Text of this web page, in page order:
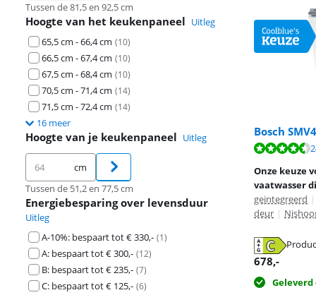
Tussen de 81,5 en 92,5 cm
Hoogte van het keukenpaneel Uitleg
65,5 cm - 66,4 cm (10)
66,5 cm - 67,4 cm (10)
67,5 cm - 68,4 cm (10)
70,5 cm - 71,4 cm (14)
71,5 cm - 72,4 cm (14)
16 meer
Hoogte van je keukenpaneel Uitleg
cm
Tussen de 51,2 en 77,5 cm
Energiebesparing over levensduur
Uitleg
A-10%: bespaart tot € 330,- (1)
A: bespaart tot € 300,- (12)
B: bespaart tot € 235,- (7)
C: bespaart tot € 125,- (6)
Bosch
Beoordeling is
Onze keuze
vaatwasser
geintegreerd |
deur |
opent in nieuw
678,-
Geleverd
Beoordeling is
opent in nieuw
Beoordeling is
opent in nieuw